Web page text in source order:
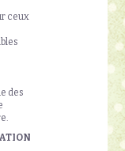
ceux
des